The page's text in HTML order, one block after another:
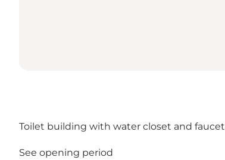
Toilet building with water closet and faucet
See opening period